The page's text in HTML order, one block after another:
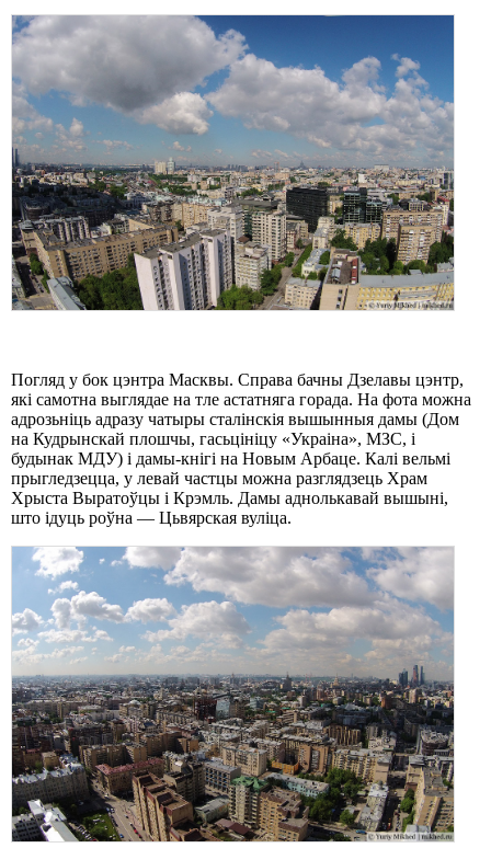
Погляд у бок цэнтра Масквы. Справа бачны Дзелавы цэнтр,
які самотна выглядае на тле астатняга горада. На фота можна
адрозьніць адразу чатыры сталінскія вышынныя дамы (Дом
на Кудрынскай плошчы, гасьцініцу «Украіна», МЗС, і
будынак МДУ) і дамы-кнігі на Новым Арбаце. Калі вельмі
прыгледзецца, у левай частцы можна разглядзець Храм
Хрыста Выратоўцы і Крэмль. Дамы аднолькавай вышыні,
што ідуць роўна — Цьвярская вуліца.